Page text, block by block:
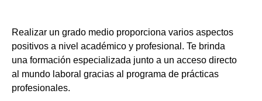
Realizar un grado medio proporciona varios aspectos
positivos a nivel académico y profesional. Te brinda
una formación especializada junto a un acceso directo
al mundo laboral gracias al programa de prácticas
profesionales.